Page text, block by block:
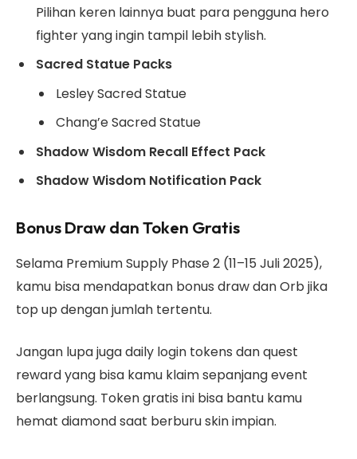
Pilihan keren lainnya buat para pengguna hero
fighter yang ingin tampil lebih stylish.
Sacred Statue Packs
Lesley Sacred Statue
Chang’e Sacred Statue
Shadow Wisdom Recall Effect Pack
Shadow Wisdom Notification Pack
Bonus Draw dan Token Gratis
Selama Premium Supply Phase 2 (11–15 Juli 2025),
kamu bisa mendapatkan bonus draw dan Orb jika
top up dengan jumlah tertentu.
Jangan lupa juga daily login tokens dan quest
reward yang bisa kamu klaim sepanjang event
berlangsung. Token gratis ini bisa bantu kamu
hemat diamond saat berburu skin impian.